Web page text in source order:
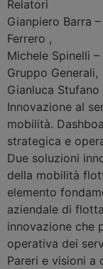
Relatori
Gianpiero Barra –
Ferrero ,
Michele Spinelli –
Gruppo Generali,
Gianluca Stufano
Innovazione al
mobilità.
strategica e
Due soluzioni
della mobilità
elemento
aziendale di
innovazione che
operativa dei
Pareri e visioni